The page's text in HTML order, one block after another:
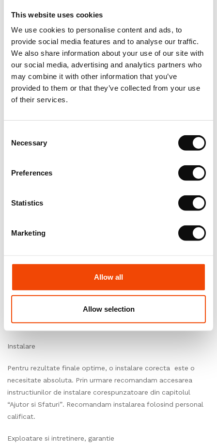
This website uses cookies
We use cookies to personalise content and ads, to
provide social media features and to analyse our traffic.
We also share information about your use of our site with
our social media, advertising and analytics partners who
may combine it with other information that you’ve
provided to them or that they’ve collected from your use
of their services.
Selection
Necessary
Preferences
Statistics
Marketing
Allow all
Allow selection
sau dalelor respectivului produs. Produsul solicitat, respectiv
in cutii , fiecare cutie avand o cantitate clar specificata in
m2 (metri patrati/cutie). Asfel cantitatea totala in m2(metri
patrati) care se va comanda, respectiv achizitiona, va insemna
un numar intreg de cutii.
Depozitare
cel putin 24 de ore pentru a se aclimatiza.
mentionate de catre producator pentru fiecare produs in
parte. Pentru un rezultat optim dupa montare, vizual vorbind,
fabricatie in aceeasi incapere sau suprafata in parte. Prin
camera inchisa, unde temperatura este cuprinsa intre 15°C si
25°C,umiditatea relativa ± 60%.
Instalare
Pentru rezultate finale optime, o instalare corecta este o
necesitate absoluta. Prin urmare recomandam accesarea
instructiunilor de instalare corespunzatoare din capitolul
“Ajutor si Sfaturi”. Recomandam instalarea folosind personal
calificat.
Exploatare si intretinere, garantie